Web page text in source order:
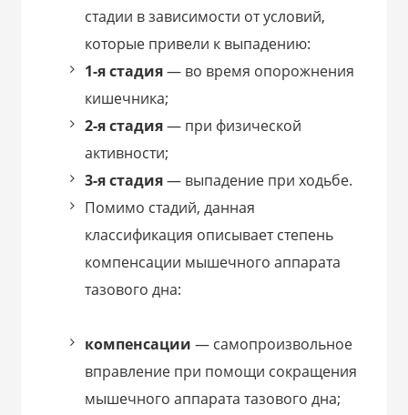
стадии в зависимости от условий,
которые привели к выпадению:
1-я стадия— во время опорожнения
кишечника;
2-я стадия— при физической
активности;
3-я стадия— выпадение при ходьбе.
Помимо стадий, данная
классификация описывает степень
компенсации мышечного аппарата
тазового дна:
компенсации — самопроизвольное
вправление при помощи сокращения
мышечного аппарата тазового дна;